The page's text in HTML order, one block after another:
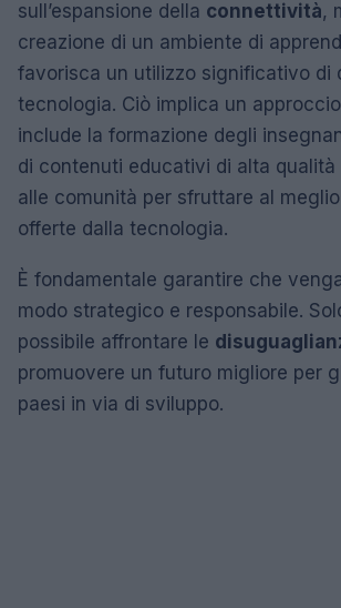
sull’espansione della connettività,
creazione di un ambiente di
favorisca un utilizzo significativo di
tecnologia. Ciò implica un
include la formazione degli
di contenuti educativi di alta
alle comunità per sfruttare al
offerte dalla tecnologia.
È fondamentale garantire che
modo strategico e responsabile.
possibile affrontare le
promuovere un futuro migliore per
paesi in via di sviluppo.